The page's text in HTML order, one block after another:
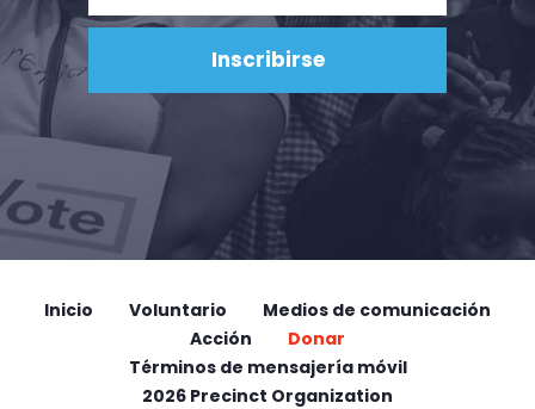
Inicio Voluntario
Medios de comunicación
Acción
Donar
Términos de mensajería móvil
2026 Precinct Organization